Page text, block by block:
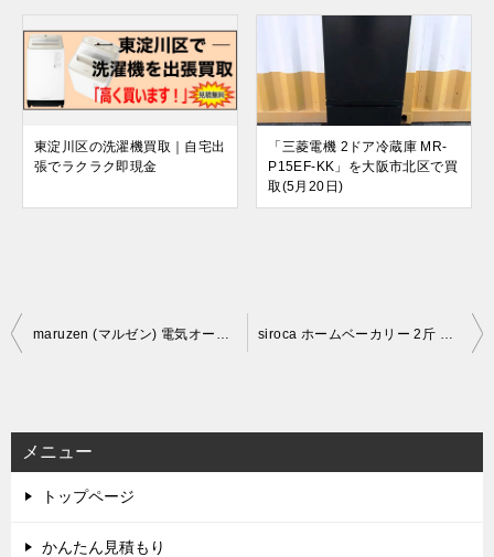
東淀川区の洗濯機買取｜自宅出
張でラクラク即現金
「三菱電機 2ドア冷蔵庫 MR-
P15EF-KK」を大阪市北区で買
取(5月20日)
投
ビ
ゲ
ー
シ
メニュー
トップページ
かんたん見積もり